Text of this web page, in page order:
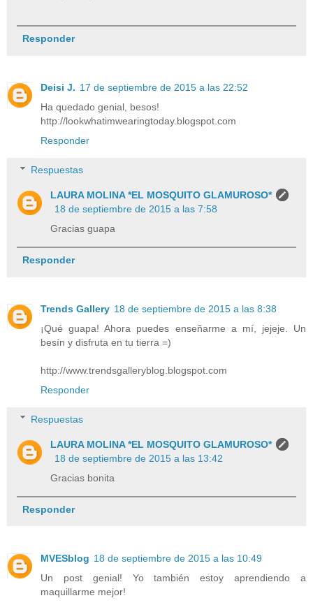
Responder
Deisi J. 17 de septiembre de 2015 a las 22:52
Ha quedado genial, besos!
http://lookwhatimwearingtoday.blogspot.com
Responder
Respuestas
LAURA MOLINA *EL MOSQUITO GLAMUROSO*
18 de septiembre de 2015 a las 7:58
Gracias guapa
Responder
Trends Gallery 18 de septiembre de 2015 a las 8:38
¡Qué guapa! Ahora puedes enseñarme a mí, jejeje. Un
besín y disfruta en tu tierra =)
http://www.trendsgalleryblog.blogspot.com
Responder
Respuestas
LAURA MOLINA *EL MOSQUITO GLAMUROSO*
18 de septiembre de 2015 a las 13:42
Gracias bonita
Responder
MVESblog 18 de septiembre de 2015 a las 10:49
Un post genial! Yo también estoy aprendiendo a
maquillarme mejor!